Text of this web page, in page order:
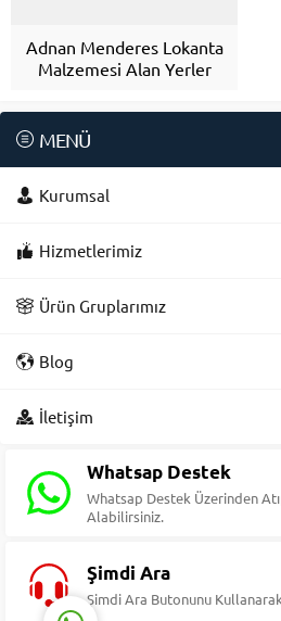
Adnan Menderes Lokanta
Malzemesi Alan Yerler
MENÜ
Kurumsal
Hizmetlerimiz
Ürün Gruplarımız
Blog
İletişim
Whatsap Destek
Whatsap Destek Üzerinden
Alabilirsiniz.
Şimdi Ara
Şimdi Ara Butonunu